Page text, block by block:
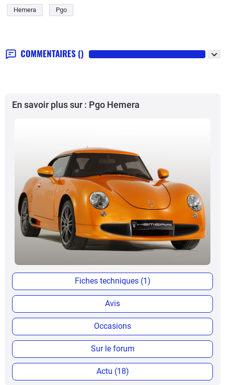
Hemera Pgo
COMMENTAIRES ()
En savoir plus sur : Pgo Hemera
Fiches techniques (1)
Avis
Occasions
Sur le forum
Actu (18)